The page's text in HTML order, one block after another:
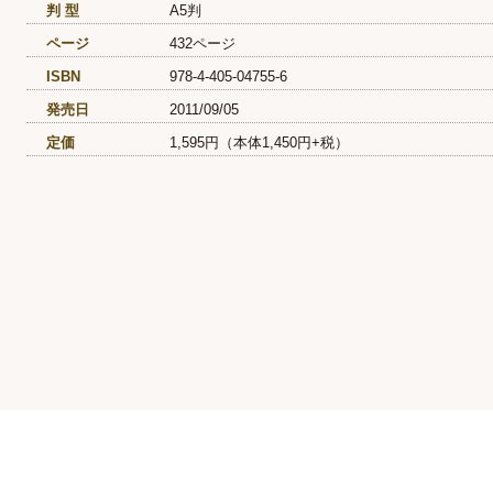
判 型
A5判
ページ
432ページ
ISBN
978-4-405-04755-6
発売日
2011/09/05
定価
1,595円（本体1,450円+税）